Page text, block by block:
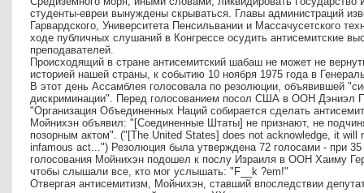
студенты-евреи вынуждены скрываться. Главы администраций
Гарвардского, Университета Пенсильвании и Массачусетского
ходе публичных слушаний в Конгрессе осудить антисемитские
преподавателей.
Происходящий в стране антисемитский шабаш не может не
историей нашей страны, к событию 10 ноября 1975 года в
В этот день Ассамблея голосовала по резолюции, объявившей
дискриминации". Перед голосованием посол США в ООН Дэниэл
"Организация Объединенных Наций собирается сделать
Мойнихэн объявил: "[Соединенные Штаты] не признают, не
позорным актом". ("[The United States] does not acknowledge, it
infamous act...") Резолюция была утверждена 72 голосами - при
голосования Мойнихэн подошел к послу Израиля в ООН Хаиму
чтобы слышали все, кто мог услышать: "F__k ?em!"
Отвергая антисемитизм, Мойнихэн, ставший впоследствии